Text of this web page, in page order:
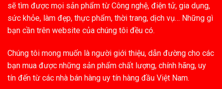
sẽ tìm được mọi sản phẩm từ Công nghệ, điện tử, gia dụng,
sức khỏe, làm đẹp, thực phẩm, thời trang, dịch vụ… Những gì
bạn cần trên website của chúng tôi đều có.
Chúng tôi mong muốn là người giới thiệu, dẫn đường cho các
bạn mua được những sản phẩm chất lượng, chính hãng, uy
tín đến từ các nhà bán hàng uy tín hàng đầu Việt Nam.